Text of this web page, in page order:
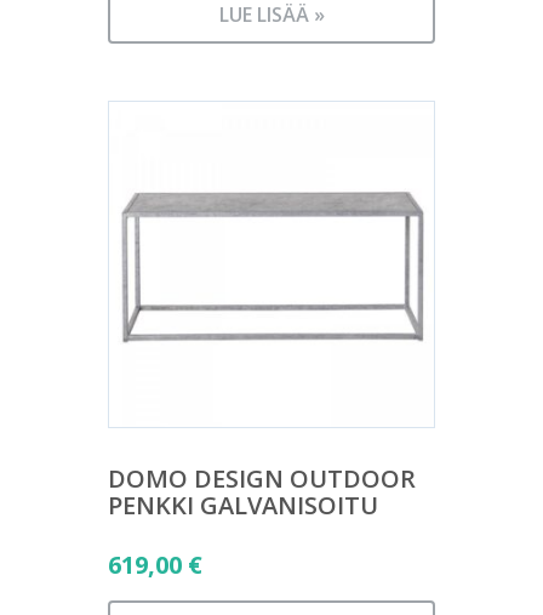
LUE LISÄÄ »
DOMO DESIGN OUTDOOR
PENKKI GALVANISOITU
619,00 €